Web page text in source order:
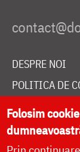
DESPRE NOI
POLITICA DE
DONEAZĂ
Folosim